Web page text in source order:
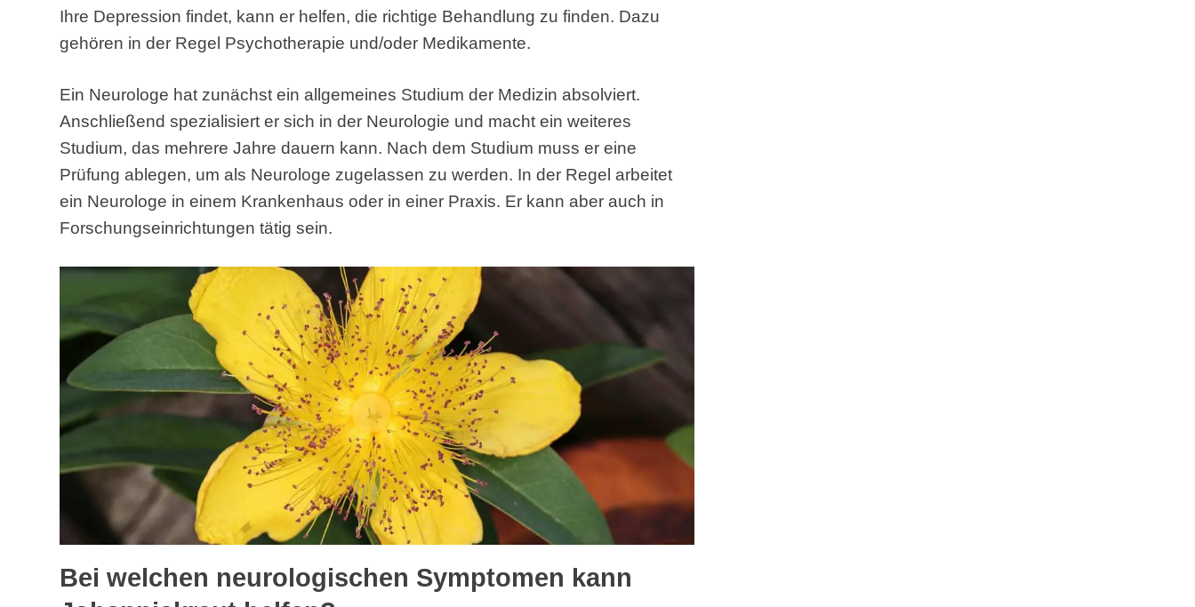
Ihre Depression findet, kann er helfen, die richtige Behandlung zu finden. Dazu
gehören in der Regel Psychotherapie und/oder Medikamente.
Ein Neurologe hat zunächst ein allgemeines Studium der Medizin absolviert.
Anschließend spezialisiert er sich in der Neurologie und macht ein weiteres
Studium, das mehrere Jahre dauern kann. Nach dem Studium muss er eine
Prüfung ablegen, um als Neurologe zugelassen zu werden. In der Regel arbeitet
ein Neurologe in einem Krankenhaus oder in einer Praxis. Er kann aber auch in
Forschungseinrichtungen tätig sein.
Bei welchen neurologischen Symptomen kann